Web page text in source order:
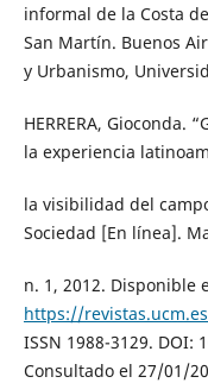
informal de la Costa
San Martín. Buenos
y Urbanismo,
HERRERA, Gioconda.
la experiencia
la visibilidad del
Sociedad [En línea].
n. 1, 2012. Disponible
https://
ISSN 1988-3129. DOI:
Consultado el 27/01/